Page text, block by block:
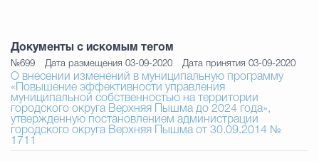
Муниципальная
Противодействие
Документы с искомым тегом
№699 Дата размещения 03-09-2020 Дата принятия 03-09-2020
О внесении изменений в муниципальную программу
«Повышение эффективности управления
муниципальной собственностью на территории
городского округа Верхняя Пышма до 2024 года»,
утвержденную постановлением администрации
городского округа Верхняя Пышма от 30.09.2014 №
1711